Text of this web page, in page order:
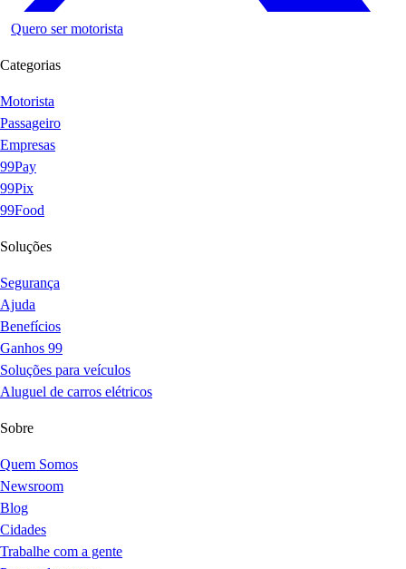
Quero ser motorista
Categorias
Motorista
Passageiro
Empresas
99Pay
99Pix
99Food
Soluções
Segurança
Ajuda
Benefícios
Ganhos 99
Soluções para veículos
Aluguel de carros elétricos
Sobre
Quem Somos
Newsroom
Blog
Cidades
Trabalhe com a gente